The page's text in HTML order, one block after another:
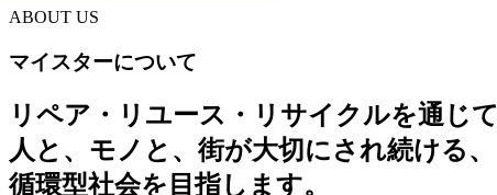
ABOUT US
マイスターについて
リペア・リユース・リサイクルを通じて
人と、モノと、街が大切にされ続ける、
循環型社会を目指します。